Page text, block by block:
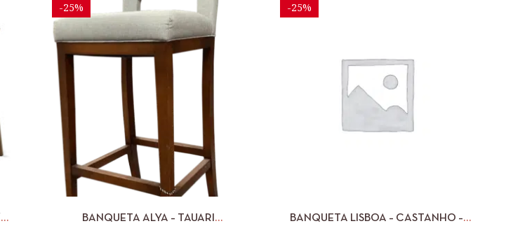
-25%
VISUALIZAR ADICIONAR
BANQUETA ALYA – TAUARI
-25%
BANQUETA LISBOA – CASTANHO –